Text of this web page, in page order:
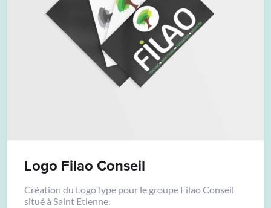
Logo Filao Conseil
Création du LogoType pour le groupe Filao Conseil
situé à Saint Etienne.